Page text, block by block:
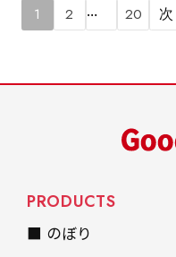
1 2 … 20 次
PRODUCTS
■ のぼり